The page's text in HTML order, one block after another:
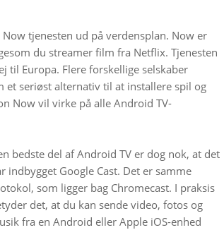
tjenesten ud på verdensplan. Now er
du streamer film fra Netflix. Tjenesten
til Europa. Flere forskellige selskaber
et seriøst alternativ til at installere spil og
Now vil virke på alle Android TV-
bedste del af Android TV er dog nok, at det
indbygget Google Cast. Det er samme
som ligger bag Chromecast. I praksis
det, at du kan sende video, fotos og
fra en Android eller Apple iOS-enhed